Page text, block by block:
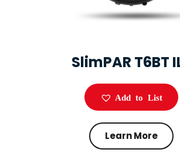
SlimPAR T6BT
Add to List
Learn More